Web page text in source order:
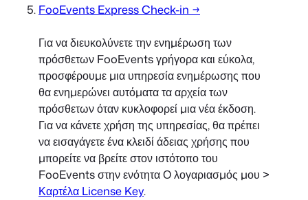
FooEvents Express Check-in →
Για να διευκολύνετε την ενημέρωση των
πρόσθετων FooEvents γρήγορα και εύκολα,
προσφέρουμε μια υπηρεσία ενημέρωσης που
θα ενημερώνει αυτόματα τα αρχεία των
πρόσθετων όταν κυκλοφορεί μια νέα έκδοση.
Για να κάνετε χρήση της υπηρεσίας, θα πρέπει
να εισαγάγετε ένα κλειδί άδειας χρήσης που
μπορείτε να βρείτε στον ιστότοπο του
FooEvents στην ενότητα Ο λογαριασμός μου >
Καρτέλα License Key.